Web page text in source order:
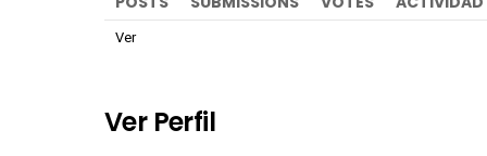
Ver
Ver Perfil